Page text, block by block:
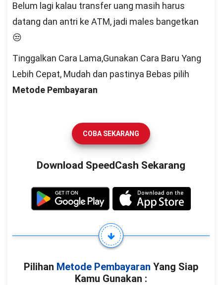
Belum lagi kalau transfer uang masih harus
datang dan antri ke ATM, jadi males bangetkan
😒
Tinggalkan Cara Lama,Gunakan Cara Baru Yang
Lebih Cepat, Mudah dan pastinya Bebas pilih
Metode Pembayaran
COBA SEKARANG
Download SpeedCash Sekarang
Pilihan Metode Pembayaran Yang Siap
Kamu Gunakan :